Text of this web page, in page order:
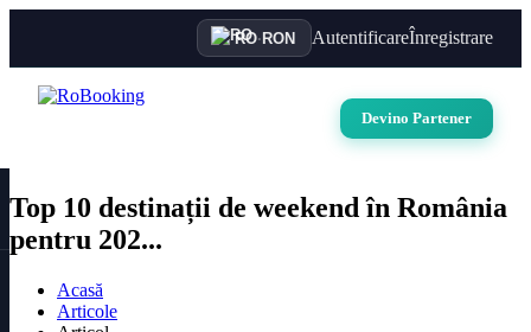
RO·RON AutentificareÎnregistrare
Devino Partener
Top 10 destinații de weekend în România
pentru 202...
Acasă
Articole